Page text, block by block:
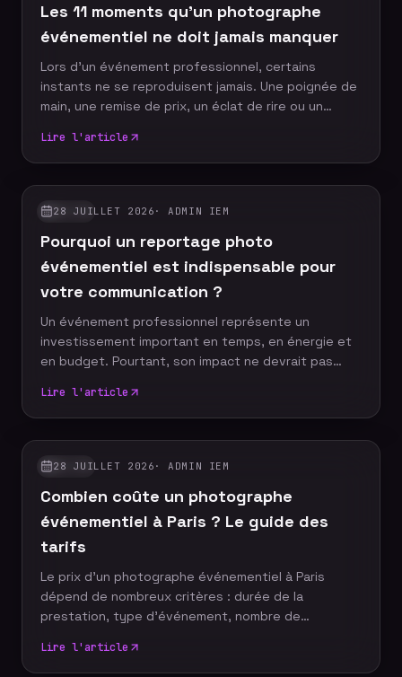
Les 11 moments qu'un photographe
événementiel ne doit jamais manquer
Lors d'un événement professionnel, certains
instants ne se reproduisent jamais. Une poignée de
main, une remise de prix, un éclat de rire ou un
emblématiques de votre communication. Un
photographe événementiel expérimenté sait
anticiper ces moments décisifs afin de raconter
votre événement à travers un reportage photo
moments incontournables qu'aucun reportage
photo ne devrait manquer.
Lire l'article
GUIDES
28 JUILLET 2026 ·ADMIN IEM
Pourquoi un reportage photo
événementiel est indispensable pour
votre communication ?
Un événement professionnel représente un
investissement important en temps, en énergie et
en budget. Pourtant, son impact ne devrait pas
photo événementiel, votre entreprise dispose
d'images professionnelles qui alimentent
durablement sa communication, renforcent sa
notoriété et valorisent son image de marque.
événementiel constitue un véritable
investissement pour votre stratégie de com
Lire l'article
GUIDES
28 JUILLET 2026 ·ADMIN IEM
Combien coûte un photographe
événementiel à Paris ? Le guide des
tarifs
Le prix d'un photographe événementiel à Paris
dépend de nombreux critères : durée de la
prestation, type d'événement, nombre de
complémentaires. Plutôt que de rechercher le tarif
Lire l'article